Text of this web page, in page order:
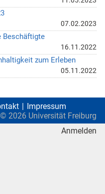
07.02.2023
Beschäftigte
16.11.2022
zum Erleben
05.11.2022
Impressum
2026 Universität Freiburg
Anmelden